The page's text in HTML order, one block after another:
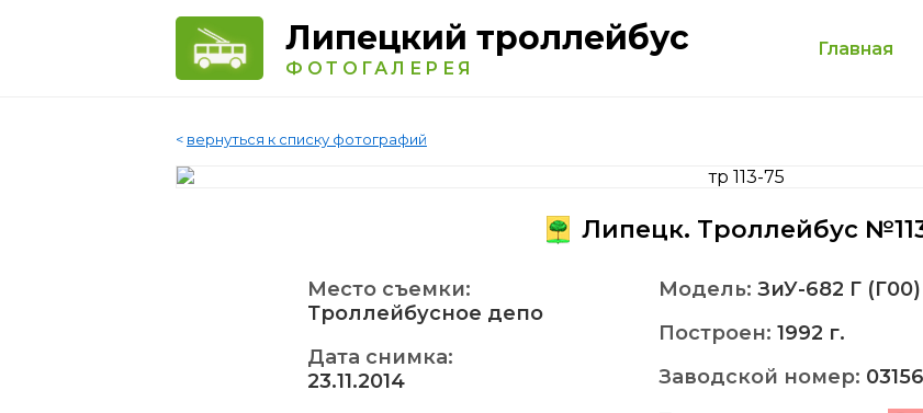
Липецкий троллейбус
ФОТОГАЛЕРЕЯ
Главная
< вернуться к списку фотографий
Липецк. Троллейбус
Место съемки:
Троллейбусное депо
Дата снимка:
23.11.2014
Модель: ЗиУ-682 Г (Г00)
Построен: 1992 г.
Заводской номер: 03156